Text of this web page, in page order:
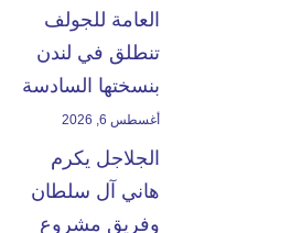
العامة للجولف
تنطلق في لندن
بنسختها السادسة
أغسطس 6, 2026
الجلاجل يكرم
هاني آل سلطان
وفريق مشروع